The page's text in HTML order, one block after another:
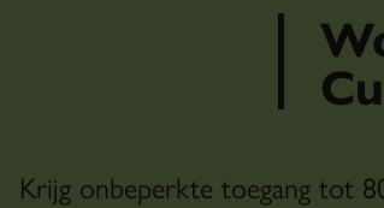
Posts
Krijg onbeperkte toegang tot